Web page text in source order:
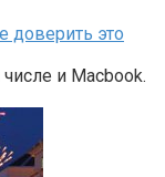
доверить это
и Macbook.